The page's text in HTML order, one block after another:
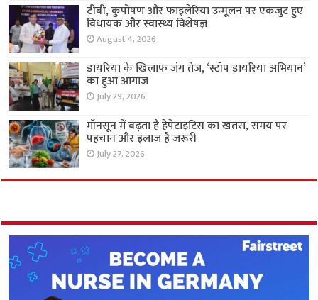
टीबी, कुपोषण और फाइलेरिया उन्मूलन पर एकजुट हुए
विधायक और स्वास्थ्य विशेषज्ञ
August 4, 2026
डायरिया के खिलाफ जंग तेज, ‘स्टॉप डायरिया अभियान’
का हुआ आगाज
July 29, 2026
मॉनसून में बढ़ता है हेपेटाइटिस का खतरा, समय पर
पहचान और इलाज है जरूरी
July 27, 2026